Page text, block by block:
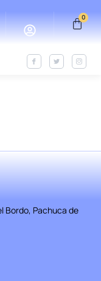
0
Bordo, Pachuca de